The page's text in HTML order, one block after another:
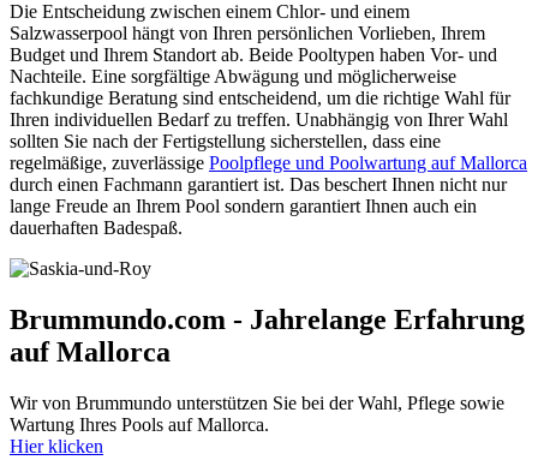
Die Entscheidung zwischen einem Chlor- und einem
Salzwasserpool hängt von Ihren persönlichen Vorlieben, Ihrem
Budget und Ihrem Standort ab. Beide Pooltypen haben Vor- und
Nachteile. Eine sorgfältige Abwägung und möglicherweise
fachkundige Beratung sind entscheidend, um die richtige Wahl für
Ihren individuellen Bedarf zu treffen. Unabhängig von Ihrer Wahl
sollten Sie nach der Fertigstellung sicherstellen, dass eine
regelmäßige, zuverlässige Poolpflege und Poolwartung auf Mallorca
durch einen Fachmann garantiert ist. Das beschert Ihnen nicht nur
lange Freude an Ihrem Pool sondern garantiert Ihnen auch ein
dauerhaften Badespaß.
Brummundo.com - Jahrelange Erfahrung
auf Mallorca
Wir von Brummundo unterstützen Sie bei der Wahl, Pflege sowie
Wartung Ihres Pools auf Mallorca.
Hier klicken